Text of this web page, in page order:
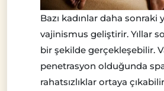
Bazı kadınlar daha sonraki
vajinismus geliştirir. Yıllar
bir şekilde gerçekleşebilir.
penetrasyon olduğunda
rahatsızlıklar ortaya